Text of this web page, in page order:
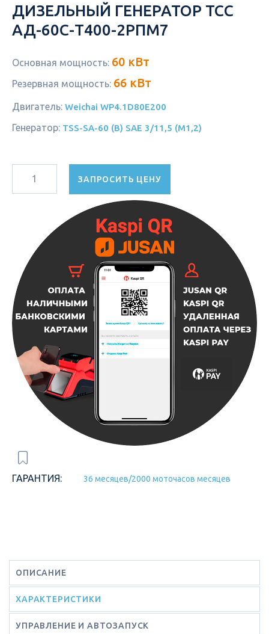
ДИЗЕЛЬНЫЙ ГЕНЕРАТОР ТСС
АД-60С-Т400-2РПМ7
Основная мощность: 60 кВт
Резервная мощность: 66 кВт
Двигатель: Weichai WP4.1D80E200
Генератор: TSS-SA-60 (B) SAE 3/11,5 (М1,2)
ЗАПРОСИТЬ ЦЕНУ
ГАРАНТИЯ: 36 месяцев/2000 моточасов месяцев
ОПИСАНИЕ
ХАРАКТЕРИСТИКИ
УПРАВЛЕНИЕ И АВТОЗАПУСК